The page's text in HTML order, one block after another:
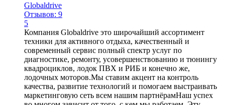
Globaldrive
Отзывов: 9
5
Компания Globaldrive это широчайший ассортимент
техники для активного отдыха, качественный и
современный сервис полный спектр услуг по
диагностике, ремонту, усовершенствованию и тюнингу
квадроциклов, лодок ПВХ и РИБ и конечно же,
лодочных моторов.Мы ставим акцент на контроль
качества, развитие технологий и помогаем выстраивать
маркетинговую сеть всем нашим партнёрамНаш успех